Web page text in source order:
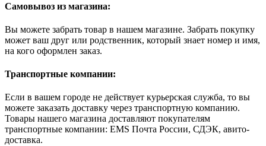
Самовывоз из магазина:
Вы можете забрать товар в нашем магазине. Забрать покупку
может ваш друг или родственник, который знает номер и имя,
на кого оформлен заказ.
Транспортные компании:
Если в вашем городе не действует курьерская служба, то вы
можете заказать доставку через транспортную компанию.
Товары нашего магазина доставляют покупателям
транспортные компании: EMS Почта России, СДЭК, авито-
доставка.